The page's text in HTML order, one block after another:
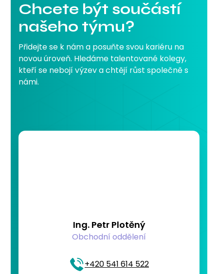
Chcete být součástí
našeho týmu?
Přidejte se k nám a posuňte svou kariéru na
novou úroveň. Hledáme talentované kolegy,
kteří se nebojí výzev a chtějí růst společně s
námi.
Ing. Petr Plotěný
Obchodní oddělení
+420 541 614 522